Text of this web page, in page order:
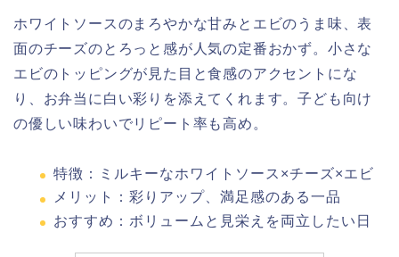
ホワイトソースのまろやかな甘みとエビのうま味、表
面のチーズのとろっと感が人気の定番おかず。小さな
エビのトッピングが見た目と食感のアクセントにな
り、お弁当に白い彩りを添えてくれます。子ども向け
の優しい味わいでリピート率も高め。
特徴：ミルキーなホワイトソース×チーズ×エビ
メリット：彩りアップ、満足感のある一品
おすすめ：ボリュームと見栄えを両立したい日